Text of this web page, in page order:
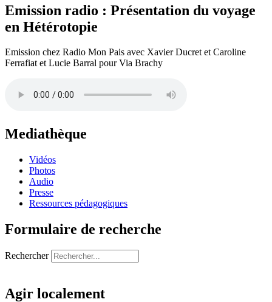
Emission radio : Présentation du voyage
en Hétérotopie
Emission chez Radio Mon Pais avec Xavier Ducret et Caroline
Ferrafiat et Lucie Barral pour Via Brachy
Mediathèque
Vidéos
Photos
Audio
Presse
Ressources pédagogiques
Formulaire de recherche
Rechercher
Agir localement